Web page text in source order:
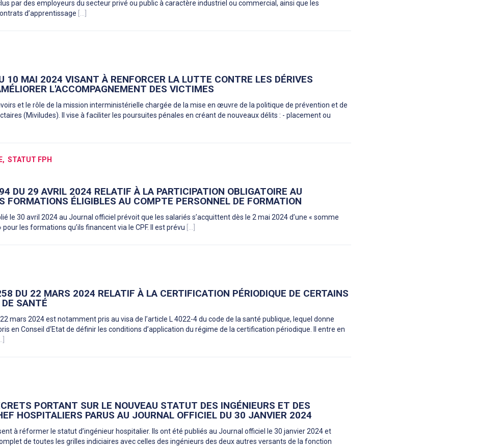
par des employeurs du secteur privé ou public à caractère industriel ou commercial, ainsi que les
d’apprentissage [...]
10 MAI 2024 VISANT À RENFORCER LA LUTTE CONTRE LES DÉRIVES
L'ACCOMPAGNEMENT DES VICTIMES
et le rôle de la mission interministérielle chargée de la mise en œuvre de la politique de prévention et de
(Miviludes). Il vise à faciliter les poursuites pénales en créant de nouveaux délits : - placement ou
STATUT FPH
DU 29 AVRIL 2024 RELATIF À LA PARTICIPATION OBLIGATOIRE AU
FORMATIONS ÉLIGIBLES AU COMPTE PERSONNEL DE FORMATION
le 30 avril 2024 au Journal officiel prévoit que les salariés s’acquittent dès le 2 mai 2024 d’une « somme
les formations qu’ils financent via le CPF. Il est prévu [...]
DU 22 MARS 2024 RELATIF À LA CERTIFICATION PÉRIODIQUE DE CERTAINS
SANTÉ
mars 2024 est notamment pris au visa de l’article L 4022-4 du code de la santé publique, lequel donne
en Conseil d‘Etat de définir les conditions d’application du régime de la certification périodique. Il entre en
PORTANT SUR LE NOUVEAU STATUT DES INGÉNIEURS ET DES
HOSPITALIERS PARUS AU JOURNAL OFFICIEL DU 30 JANVIER 2024
à réformer le statut d’ingénieur hospitalier. Ils ont été publiés au Journal officiel le 30 janvier 2024 et
de toutes les grilles indiciaires avec celles des ingénieurs des deux autres versants de la fonction